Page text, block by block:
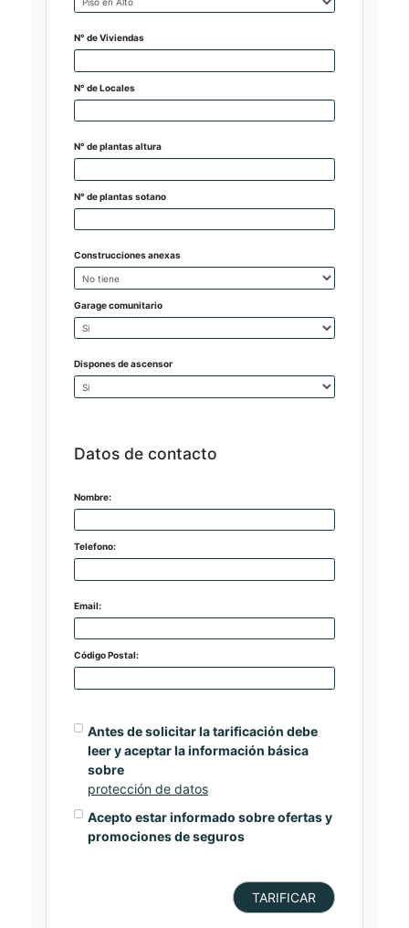
N° de Viviendas
N° de Locales
N° de plantas altura
N° de plantas sotano
Construcciones anexas
Garage comunitario
Dispones de ascensor
Datos de contacto
Nombre:
Telefono:
Email:
Código Postal:
Antes de solicitar la tarificación debe
leer y aceptar la información básica
sobre
protección de datos
Acepto estar informado sobre ofertas y
promociones de seguros
TARIFICAR